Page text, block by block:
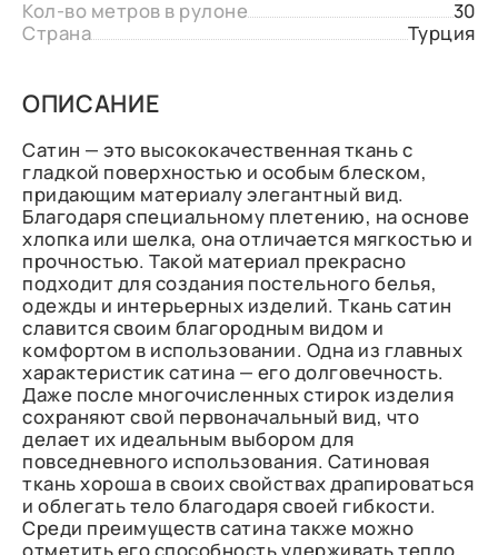
Кол-во метров в рулоне
30
Страна
Турция
ОПИСАНИЕ
Сатин — это высококачественная ткань с
гладкой поверхностью и особым блеском,
придающим материалу элегантный вид.
Благодаря специальному плетению, на основе
хлопка или шелка, она отличается мягкостью и
прочностью. Такой материал прекрасно
подходит для создания постельного белья,
одежды и интерьерных изделий. Ткань сатин
славится своим благородным видом и
комфортом в использовании. Одна из главных
характеристик сатина — его долговечность.
Даже после многочисленных стирок изделия
сохраняют свой первоначальный вид, что
делает их идеальным выбором для
повседневного использования. Сатиновая
ткань хороша в своих свойствах драпироваться
и облегать тело благодаря своей гибкости.
Среди преимуществ сатина также можно